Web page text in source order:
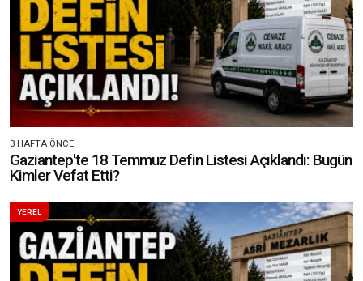
3 HAFTA ÖNCE
Gaziantep'te 18 Temmuz Defin Listesi Açıklandı: Bugün
Kimler Vefat Etti?
YEREL